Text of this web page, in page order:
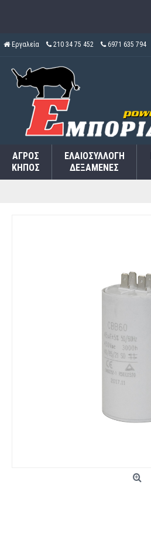
Εργαλεία 210 34 75 452 6971 635 794
ΑΓΡΌΣ
ΚΉΠΟΣ
ΕΛΑΙΟΣΥΛΛΟΓΉ
ΔΕΞΑΜΕΝΈΣ